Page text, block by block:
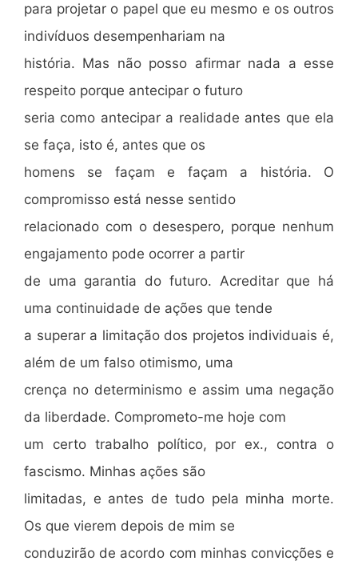
para projetar o papel que eu mesmo e os outros
indivíduos desempenhariam na
história. Mas não posso afirmar nada a esse
respeito porque antecipar o futuro
seria como antecipar a realidade antes que ela
se faça, isto é, antes que os
homens se façam e façam a história. O
compromisso está nesse sentido
relacionado com o desespero, porque nenhum
engajamento pode ocorrer a partir
de uma garantia do futuro. Acreditar que há
uma continuidade de ações que tende
a superar a limitação dos projetos individuais é,
além de um falso otimismo, uma
crença no determinismo e assim uma negação
da liberdade. Comprometo-me hoje com
um certo trabalho político, por ex., contra o
fascismo. Minhas ações são
limitadas, e antes de tudo pela minha morte.
Os que vierem depois de mim se
conduzirão de acordo com minhas convicções e